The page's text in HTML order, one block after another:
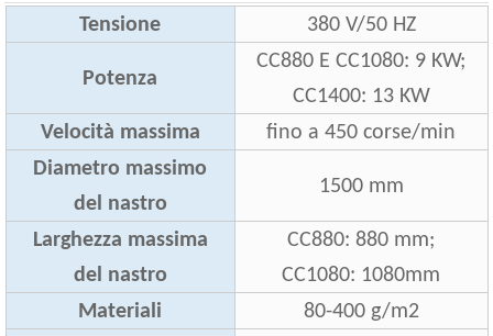
Tensione 380 V/50 HZ
Potenza
CC880 E CC1080: 9 KW;
CC1400: 13 KW
Velocità massima
fino a 450 corse/min
Diametro massimo
del nastro
1500 mm
Larghezza massima
del nastro
CC880: 880 mm;
CC1080: 1080mm
Materiali
80-400 g/m2